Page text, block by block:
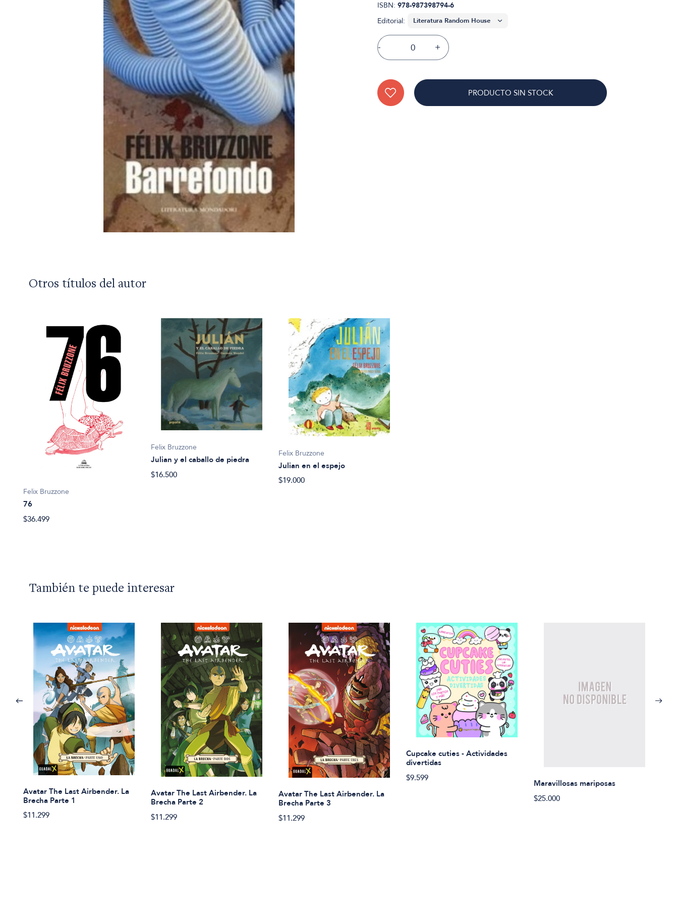
ISBN: 978-987398794-6
Editorial:
- +
PRODUCTO SIN STOCK
Otros títulos del autor
Felix Bruzzone
76
$36.499
Felix Bruzzone
Julian y el caballo de piedra
$16.500
Felix Bruzzone
Julian en el espejo
$19.000
También te puede interesar
Avatar The Last Airbender. La
Brecha Parte 1
$11.299
Avatar The Last Airbender. La
Brecha Parte 2
$11.299
Avatar The Last Airbender. La
Brecha Parte 3
$11.299
Cupcake cuties - Actividades
divertidas
$9.599
Maravillosas mariposas
$25.000